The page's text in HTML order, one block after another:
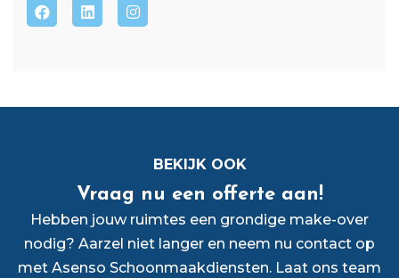
BEKIJK OOK
Vraag nu een offerte aan!
Hebben jouw ruimtes een grondige make-over
nodig? Aarzel niet langer en neem nu contact op
met Asenso Schoonmaakdiensten. Laat ons team